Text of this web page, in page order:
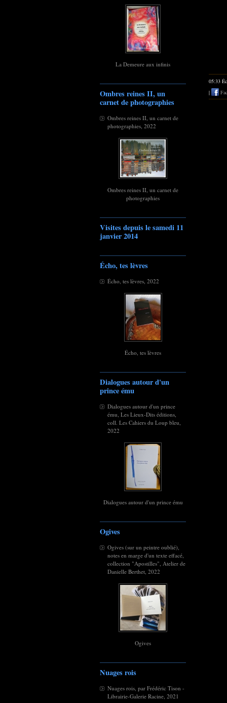
La Demeure aux infinis
Ombres reines II, un
carnet de photographies
Ombres reines II, un carnet de
photographies, 2022
Ombres reines II, un carnet de
photographies
Visites depuis le samedi 11
janvier 2014
Écho, tes lèvres
Écho, tes lèvres, 2022
Écho, tes lèvres
Dialogues autour d'un
prince ému
Dialogues autour d'un prince
ému, Les Lieux-Dits éditions,
coll. Les Cahiers du Loup bleu,
2022
Dialogues autour d'un prince ému
Ogives
Ogives (sur un peintre oublié),
notes en marge d'un texte effacé,
collection "Apostilles", Atelier de
Danielle Berthet, 2022
Ogives
Nuages rois
Nuages rois, par Frédéric Tison -
Librairie-Galerie Racine, 2021
05:33
|